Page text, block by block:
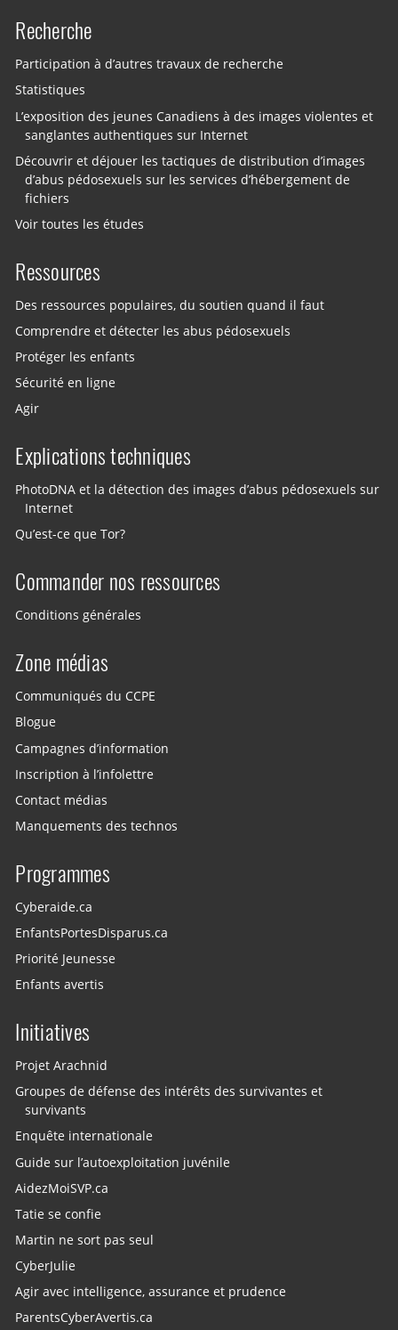
Recherche
Participation à d’autres travaux de recherche
Statistiques
L’exposition des jeunes Canadiens à des images violentes et
sanglantes authentiques sur Internet
Découvrir et déjouer les tactiques de distribution d’images
d’abus pédosexuels sur les services d’hébergement de
fichiers
Voir toutes les études
Ressources
Des ressources populaires, du soutien quand il faut
Comprendre et détecter les abus pédosexuels
Protéger les enfants
Sécurité en ligne
Agir
Explications techniques
PhotoDNA et la détection des images d’abus pédosexuels sur
Internet
Qu’est-ce que Tor?
Commander nos ressources
Conditions générales
Zone médias
Communiqués du CCPE
Blogue
Campagnes d’information
Inscription à l’infolettre
Contact médias
Manquements des technos
Programmes
Cyberaide.ca
EnfantsPortesDisparus.ca
Priorité Jeunesse
Enfants avertis
Initiatives
Projet Arachnid
Groupes de défense des intérêts des survivantes et
survivants
Enquête internationale
Guide sur l’autoexploitation juvénile
AidezMoiSVP.ca
Tatie se confie
Martin ne sort pas seul
CyberJulie
Agir avec intelligence, assurance et prudence
ParentsCyberAvertis.ca